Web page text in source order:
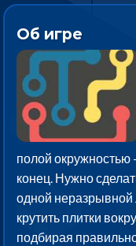
Об игре
полой окружностью
конец. Нужно
одной неразрывной
крутить плитки
подбирая